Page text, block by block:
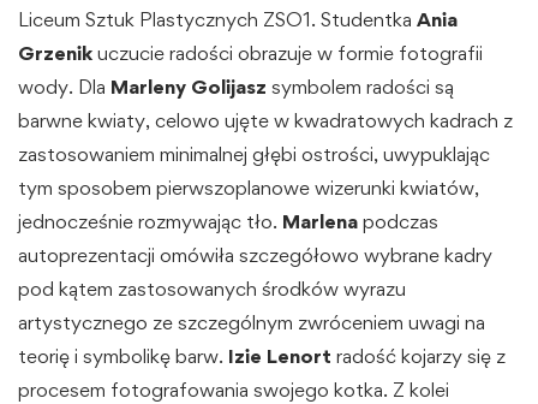
Liceum Sztuk Plastycznych ZSO1. Studentka Ania
Grzenik uczucie radości obrazuje w formie fotografii
wody. Dla Marleny Golijasz symbolem radości są
barwne kwiaty, celowo ujęte w kwadratowych kadrach z
zastosowaniem minimalnej głębi ostrości, uwypuklając
tym sposobem pierwszoplanowe wizerunki kwiatów,
jednocześnie rozmywając tło. Marlena podczas
autoprezentacji omówiła szczegółowo wybrane kadry
pod kątem zastosowanych środków wyrazu
artystycznego ze szczególnym zwróceniem uwagi na
teorię i symbolikę barw. Izie Lenort radość kojarzy się z
procesem fotografowania swojego kotka. Z kolei